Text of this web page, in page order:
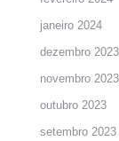
janeiro 2024
dezembro 2023
novembro 2023
outubro 2023
setembro 2023